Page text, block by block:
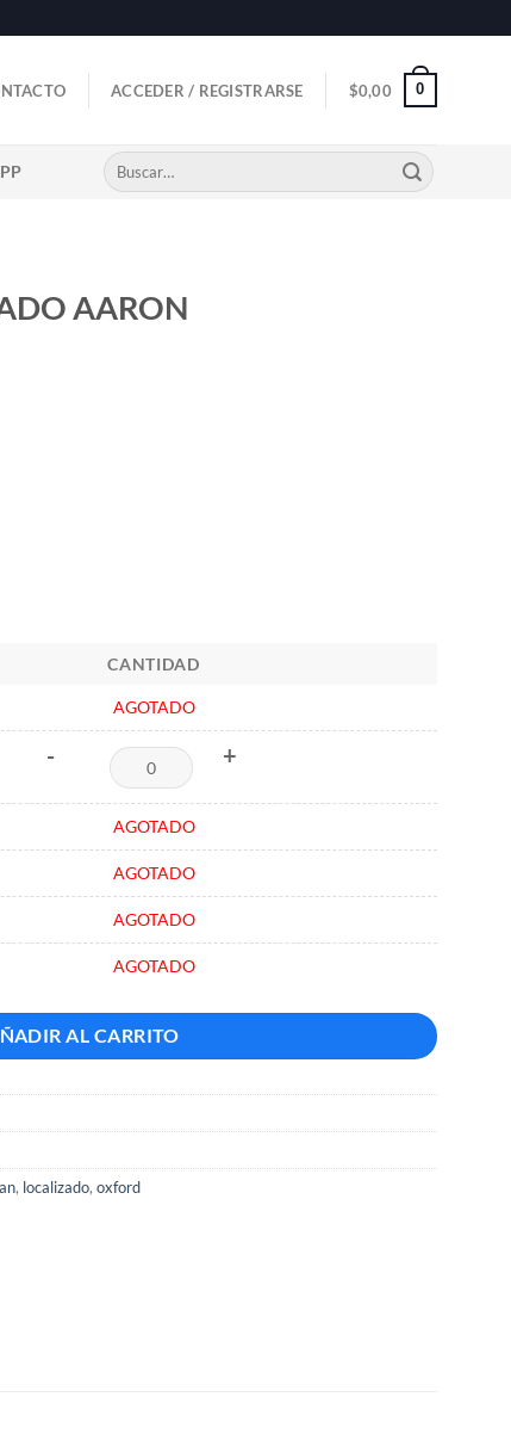
ACCEDER / REGISTRARSE $0,00 0
Buscar
por:
AARON
CANTIDAD
AGOTADO
- +
AGOTADO
AGOTADO
AGOTADO
AGOTADO
AL CARRITO
, localizado, oxford